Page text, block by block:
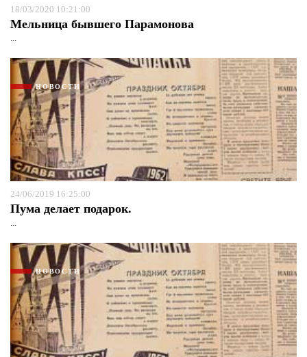
18/03/2020 10:21:00
Мельница бывшего Парамонова
...
НОВОСТИ
24/06/2019 16:25:00
Пума делает подарок.
...
НОВОСТИ